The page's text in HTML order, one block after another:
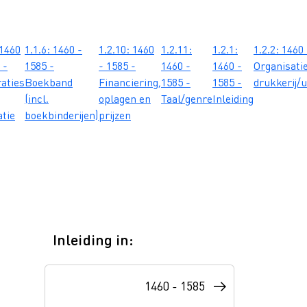
-
1.1.6: 1460 -
1585 -
Boekband
(incl.
boekbinderijen)
1.2.10: 1460
- 1585 -
Financiering,
oplagen en
prijzen
1.2.11:
1460 -
1585 -
Taal/genre
1.2.1:
1460 -
1585 -
Inleiding
1.2.2:
drukkerij/
Inleiding in:
1460 - 1585